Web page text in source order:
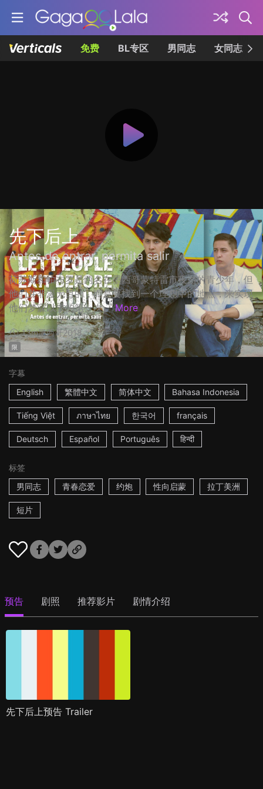
免费 BL专区 男同志 女同志
先下后上
Antes de entrar, permita salir
荷苏斯和帕布罗是两名在墨西哥蒙特雷市夜游的青少年，但
他们并非漫无目的，而是要找到一个理想中的地点，来实现
他们梦寐以求的第一次。 More
13m墨西哥2018
限
字幕
English
繁體中文 简体中文 Bahasa Indonesia
Tiếng Việt ภาษาไทย 한국어 français
Deutsch Español Português हिन्दी
标签
男同志
青春恋爱 约炮 性向启蒙 拉丁美洲
短片
预告 剧照 推荐影片 剧情介绍
先下后上预告 Trailer